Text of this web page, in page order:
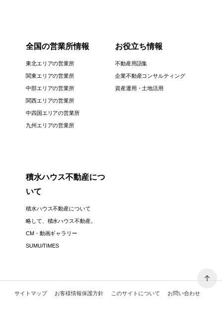
全国の営業所情報
東北エリアの営業所
関東エリアの営業所
中部エリアの営業所
関西エリアの営業所
中四国エリアの営業所
九州エリアの営業所
お役立ち情報
不動産用語集
企業不動産コンサルティング
資産運用・土地活用
積水ハウス不動産につ
いて
積水ハウス不動産について
略して、積水ハウス不動産。
CM・動画ギャラリー
SUMU/TIMES
サイトマップ お客様情報保護方針 このサイトについて お問い合わせ